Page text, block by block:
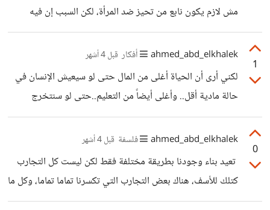
فالسمعة تتصلح لوحدها مع الوقت بالأفعال والتفاعلات الإنسانية
مش لازم يكون نابع من تحيز ضد المرأة، لكن السبب إن فيه
ترابط ضمني بيننا إن الأم هي العامل الأهم في تربية الأطفال،
وبالتالي إذا تزوجت المرأة أكثر من مرة، فهذا يعني إنها غير
مهتمة باطفالها وأنهم سيخرجوا للمجتمع بدون تربية لأن الأم ليس
لديها وقت.
1
ahmed_abd_elkhalek أفكار قبل 4 أشهر
لكني أرى أن الحياة أغلى من المال حتى لو سيعيش الإنسان في
حالة مادية أقل.. وأغلى أيضاً من التعليم..حتى لو سنتخرج
بمعدلات أقل. دي رفاهية لا نملكها أخي عبد الرحمن، فكرة أن
أعيش في حالة مادية أقل حفاظا على نفسيتي أو حالتي وكل
تلك الأمور أمر غير متاح بالنسبة لي مثلا، كشخص متزوج ولديه
بيت يعوله، فكرة العمل لم تعد رفاهية، وحتى فكرة تقليل العمل
أو الاستغناء عن بعضه غير ممكنة، نحن نفعل ذلك كل يوم
0
ahmed_abd_elkhalek فلسفة قبل 4 أشهر
تعيد بناء وجودنا بطريقة مختلفة فقط لكن ليست كل التجارب
كتلك للأسف، هناك بعض التجارب التي تكسرنا تماما تماما، وكل ما
نحاول فعله فيها هو أن نخرج بأقل الخسائر، لذا فانا مقتنع تمام